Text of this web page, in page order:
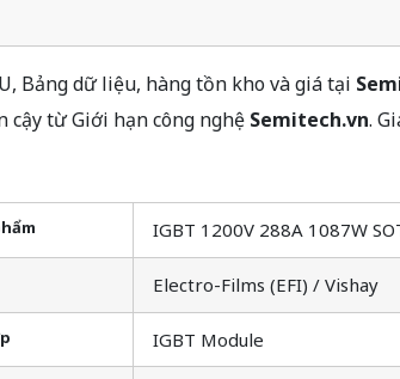
Bảng dữ liệu, hàng tồn kho và giá tại
cậy từ Giới hạn công nghệ Semitech.vn.
IGBT 1200V 288A 1087W
Electro-Films (EFI) / Vishay
IGBT Module